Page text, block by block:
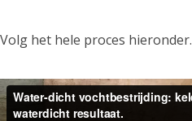
Volg het hele proces hieronder.